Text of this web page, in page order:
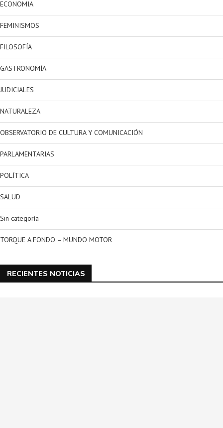
ECONOMIA
FEMINISMOS
FILOSOFÍA
GASTRONOMÍA
JUDICIALES
NATURALEZA
OBSERVATORIO DE CULTURA Y COMUNICACIÓN
PARLAMENTARIAS
POLÍTICA
SALUD
Sin categoría
TORQUE A FONDO – MUNDO MOTOR
RECIENTES NOTICIAS